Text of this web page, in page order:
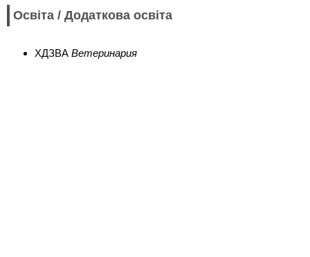
Освіта / Додаткова освіта
ХДЗВА Ветеринария